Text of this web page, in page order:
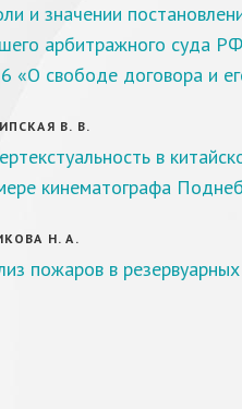
и значении
арбитражного суда
«О свободе договора и
В. В.
в
кинематографа
Н. А.
пожаров в